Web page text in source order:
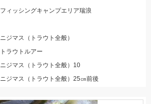
フィッシングキャンプエリア瑞浪
ニジマス（トラウト全般）
トラウトルアー
ニジマス（トラウト全般）10
ニジマス（トラウト全般）25㎝前後